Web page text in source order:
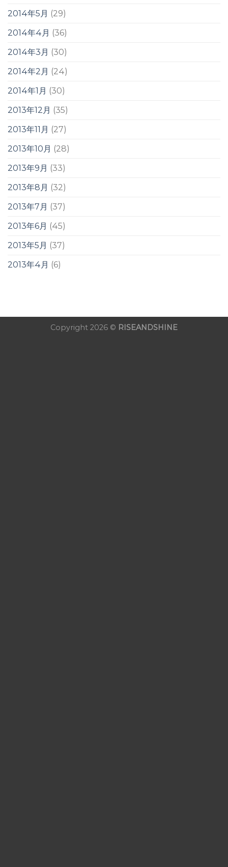
2014年5月 (29)
2014年4月 (36)
2014年3月 (30)
2014年2月 (24)
2014年1月 (30)
2013年12月 (35)
2013年11月 (27)
2013年10月 (28)
2013年9月 (33)
2013年8月 (32)
2013年7月 (37)
2013年6月 (45)
2013年5月 (37)
2013年4月 (6)
Copyright 2026 © RISEANDSHINE